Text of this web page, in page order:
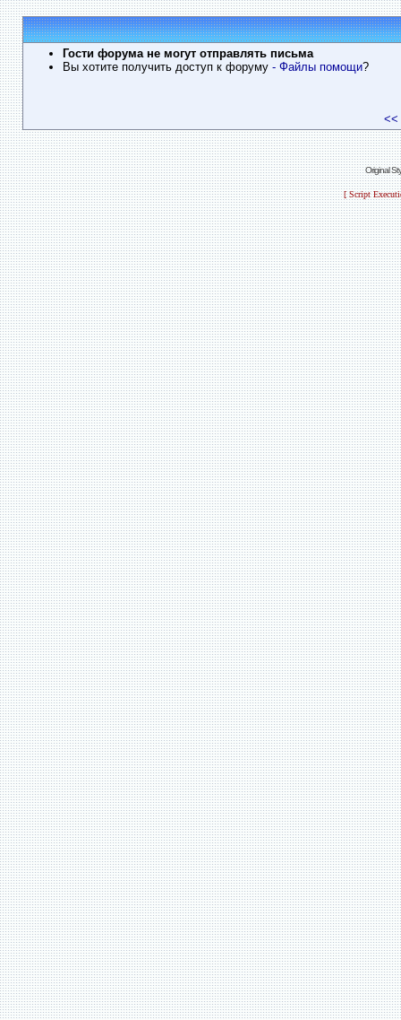
Гости форума не могут отправлять письма
Вы хотите получить доступ к форуму - Файлы помощи?
<<
Original
[ Script